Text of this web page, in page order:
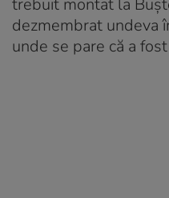
dezmembrat undeva
unde se pare că a